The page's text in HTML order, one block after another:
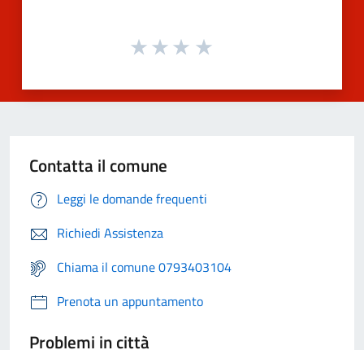
Contatta il comune
Leggi le domande frequenti
Richiedi Assistenza
Chiama il comune 0793403104
Prenota un appuntamento
Problemi in città